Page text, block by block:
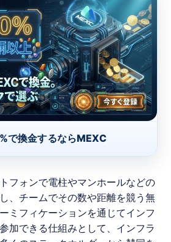
で換金するならMEXC
フォンで電柱やマンホールなどの
、チームでその数や距離を競う無
ミフィケーションを通じてインフ
加できる仕組みとして、インフラ